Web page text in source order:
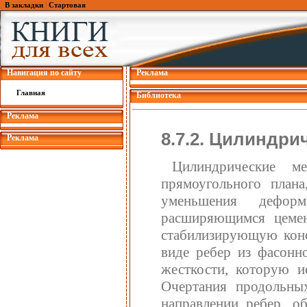
В закладки Стартовая
Навигация по сайту
Главная
Реклама
Реклама
Реклама
Библиотека
8.7.2.
Цилиндрические
прямоугольного
уменьшения
расширяющимся
стабилизирующую
виде ребер из
жесткости, которую
Очертания